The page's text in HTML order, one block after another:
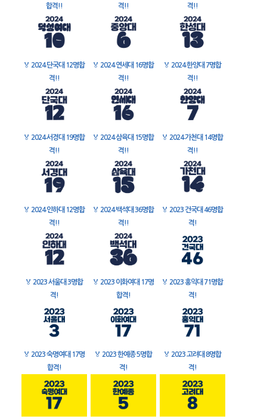
합격!!
격!!
격!!
🏅 2024 단국대 12명합
격!!
🏅 2024 연세대 16명합
격!!
🏅 2024 한양대 7명합
격!!
🏅 2024 서경대 19명합
격!!
🏅 2024 삼육대 15명합
격!!
🏅 2024 가천대 14명합
격!!
🏅 2024 인하대 12명합
격!!
🏅 2024 백석대 36명합
격!!
🏅 2023 건국대 46명합
격!
🏅 2023 서울대 3명합
격!
🏅 2023 이화여대 17명
합격!
🏅 2023 홍익대 71명합
격!
🏅 2023 숙명여대 17명
합격!
🏅 2023 한예종 5명합
격!
🏅 2023 고려대 8명합
격!